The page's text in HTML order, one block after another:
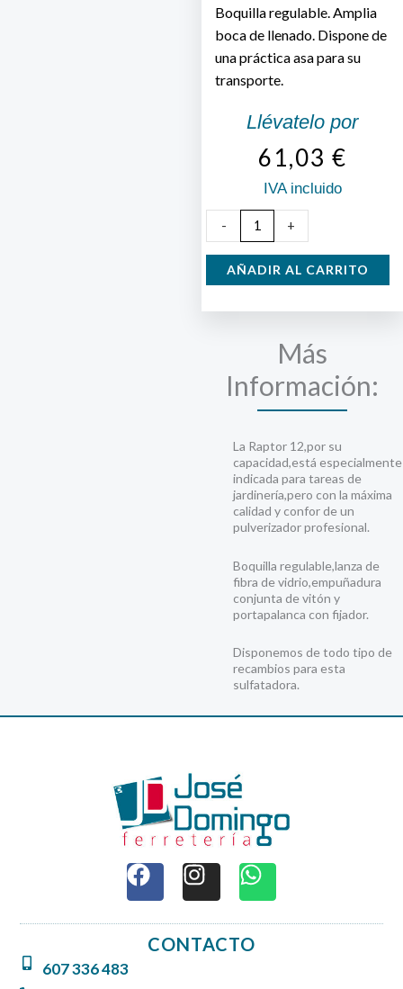
Boquilla regulable. Amplia
boca de llenado. Dispone de
una práctica asa para su
transporte.
Llévatelo por
61,03 €
IVA incluido
-
Sulfatadora
Pulmic
+
AÑADIR AL CARRITO
Más
Información:
La Raptor 12,por su
capacidad,está especialmente
indicada para tareas de
jardinería,pero con la máxima
calidad y confor de un
pulverizador profesional.
Boquilla regulable,lanza de
fibra de vidrio,empuñadura
conjunta de vitón y
portapalanca con fijador.
Disponemos de todo tipo de
recambios para esta
sulfatadora.
F
a
c
e
b
I
n
s
t
a
W
h
a
t
CONTACTO
607 336 483